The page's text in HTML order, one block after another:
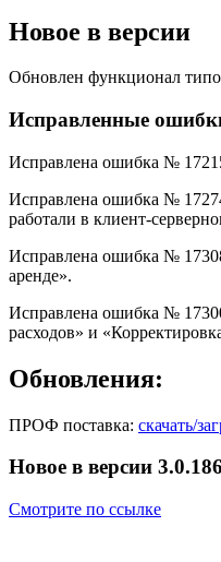
Новое в версии
Обновлен функционал
Исправленные
Исправлена ошибка №
Исправлена ошибка №
работали в клиент-
Исправлена ошибка №
аренде».
Исправлена ошибка №
расходов» и
Обновления:
ПРОФ поставка: скачать/
Новое в версии
Смотрите по ссылке